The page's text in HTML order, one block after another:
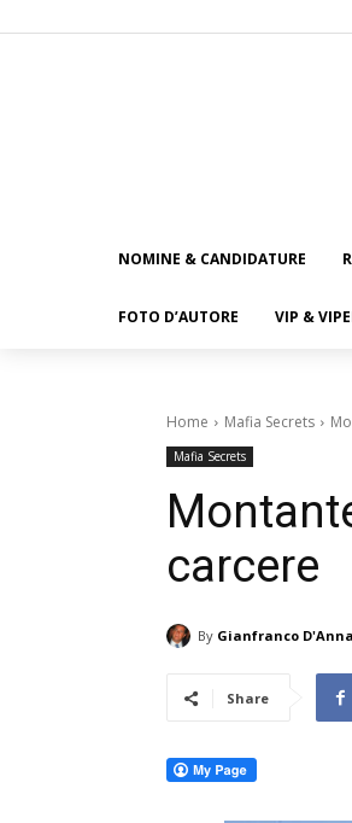
NOMINE & CANDIDATURE
FOTO D’AUTORE VIP &
Home Mafia Secrets
Mafia Secrets
carcere
By Gianfranco D'Anna
Share